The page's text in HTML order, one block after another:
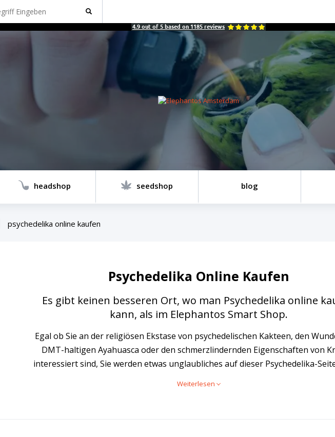
4.9 out of 5 based on 1185 reviews
headshop seedshop blog
psychedelika online kaufen
Psychedelika Online Kaufen
Es gibt keinen besseren Ort, wo man Psychedelika online
kann, als im Elephantos Smart Shop.
Egal ob Sie an der religiösen Ekstase von psychedelischen Kakteen, den
DMT-haltigen Ayahuasca oder den schmerzlindernden Eigenschaften von
interessiert sind, Sie werden etwas unglaubliches auf dieser Psychedelika-
Weiterlesen